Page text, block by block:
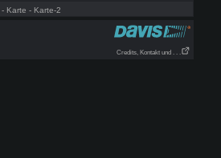
- Karte - Karte-2
Credits, Kontakt und . . .